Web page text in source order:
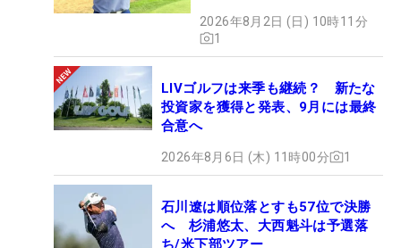
2026年8月2日 (日) 10時11分
1
LIVゴルフは来季も継続？ 新たな
投資家を獲得と発表、9月には最終
合意へ
2026年8月6日 (木) 11時00分 1
石川遼は順位落とすも57位で決勝
へ 杉浦悠太、大西魁斗は予選落
ち/米下部ツアー